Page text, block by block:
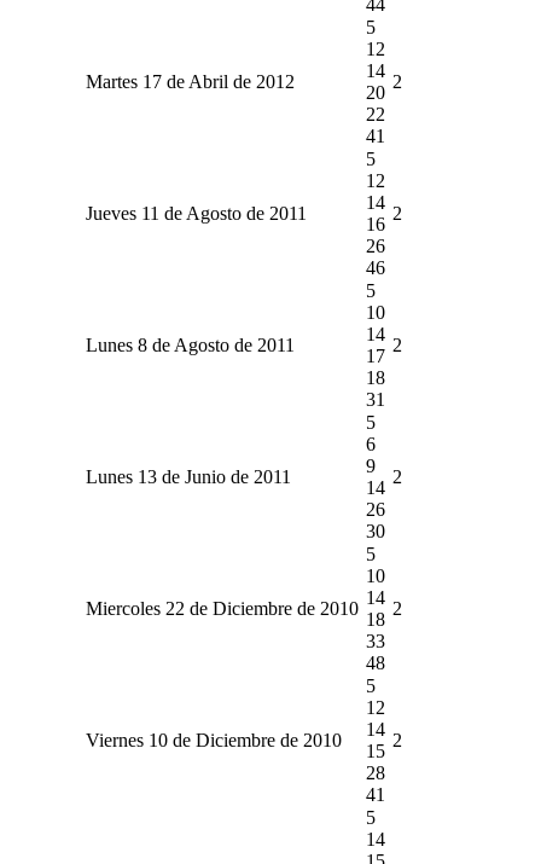
Martes 17 de Abril de 2012
5
12
14
20
22
41
2
Jueves 11 de Agosto de 2011
5
12
14
16
26
46
2
Lunes 8 de Agosto de 2011
5
10
14
17
18
31
2
Lunes 13 de Junio de 2011
5
6
9
14
26
30
2
Miercoles 22 de Diciembre de 2010
5
10
14
18
33
48
2
Viernes 10 de Diciembre de 2010
5
12
14
15
28
41
2
5
14